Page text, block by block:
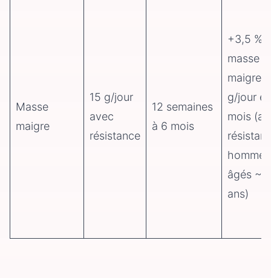
Masse
maigre
15 g/jour
avec
résistance
12 semaines
à 6 mois
+3,5 %
masse
maigre
g/jour
mois
hommes
âgés
ans)